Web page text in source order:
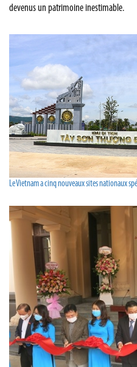
devenus un patrimoine inestimable.
Le Vietnam a cinq nouveaux sites nationaux